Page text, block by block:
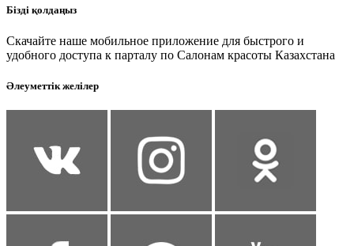
Бізді қолдаңыз
Скачайте наше мобильное приложение для быстрого и
удобного доступа к парталу по Салонам красоты Казахстана
Әлеуметтік желілер